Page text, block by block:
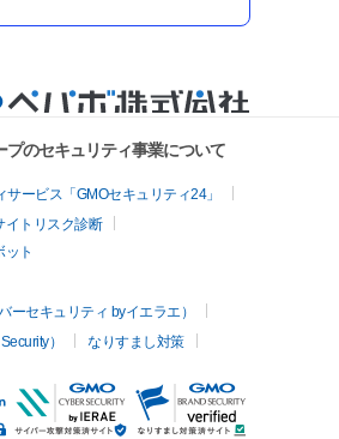
のセキュリティ事業について
ービス「GMOセキュリティ24」
イトリスク診断
ット
ーセキュリティ byイエラエ）
）
なりすまし対策